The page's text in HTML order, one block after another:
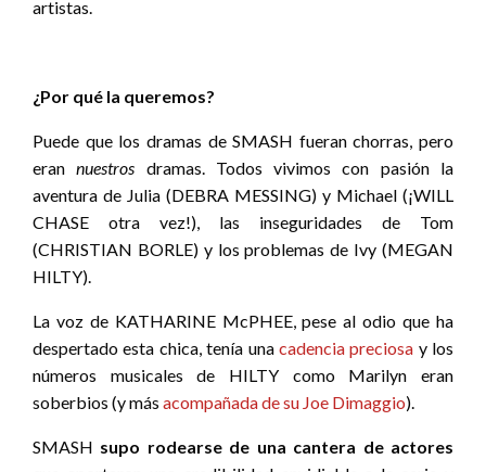
artistas.
¿Por qué la queremos?
Puede que los dramas de SMASH fueran chorras, pero
erannuestros dramas. Todos vivimos con pasión la
aventura de Julia (DEBRA MESSING) y Michael (¡WILL
CHASE otra vez!), las inseguridades de Tom
(CHRISTIAN BORLE) y los problemas de Ivy (MEGAN
HILTY).
La voz de KATHARINE McPHEE, pese al odio que ha
despertado esta chica, tenía una cadencia preciosa y los
números musicales de HILTY como Marilyn eran
soberbios (y más acompañada de su Joe Dimaggio).
SMASH supo rodearse de una cantera de actores